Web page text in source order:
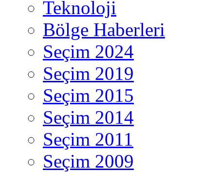
Teknoloji
Bölge Haberleri
Seçim 2024
Seçim 2019
Seçim 2015
Seçim 2014
Seçim 2011
Seçim 2009